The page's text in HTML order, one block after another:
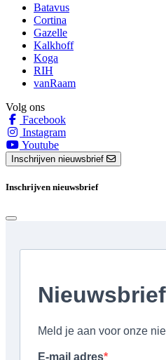
Batavus
Cortina
Gazelle
Kalkhoff
Koga
RIH
vanRaam
Volg ons
Facebook
Instagram
Youtube
Inschrijven nieuwsbrief
Inschrijven nieuwsbrief